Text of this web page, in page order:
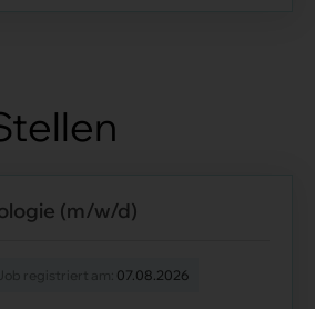
(m/w/d)
07.08.2026